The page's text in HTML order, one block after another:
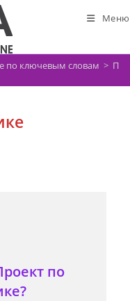
Меню
по ключевым словам >
по